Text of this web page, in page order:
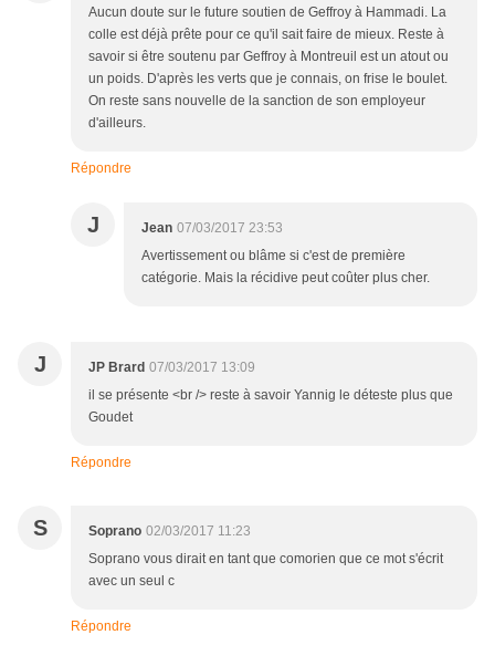
Aucun doute sur le future soutien de Geffroy à Hammadi. La
colle est déjà prête pour ce qu'il sait faire de mieux. Reste à
savoir si être soutenu par Geffroy à Montreuil est un atout ou
un poids. D'après les verts que je connais, on frise le boulet.
On reste sans nouvelle de la sanction de son employeur
d'ailleurs.
Répondre
J Jean 07/03/2017 23:53
Avertissement ou blâme si c'est de première
catégorie. Mais la récidive peut coûter plus cher.
J JP Brard 07/03/2017 13:09
il se présente <br /> reste à savoir Yannig le déteste plus que
Goudet
Répondre
S Soprano 02/03/2017 11:23
Soprano vous dirait en tant que comorien que ce mot s'écrit
avec un seul c
Répondre